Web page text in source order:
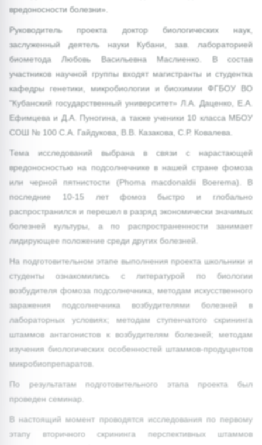
вредоносности болезни».
Руководитель проекта доктор биологических наук,
заслуженный деятель науки Кубани, зав. лабораторией
биометода Любовь Васильевна Маслиенко. В состав
участников научной группы входят магистранты и студентка
кафедры генетики, микробиологии и биохимии ФГБОУ ВО
"Кубанский государственный университет» Л.А. Даценко, Е.А.
Ефимцева и Д.А. Пуногина, а также ученики 10 класса МБОУ
СОШ № 100 С.А. Гайдукова, В.В. Казакова, С.Р. Ковалева.
Тема исследований выбрана в связи с нарастающей
вредоносностью на подсолнечнике в нашей стране фомоза
или черной пятнистости (Phoma macdonaldii Boerema). В
последние 10-15 лет фомоз быстро и глобально
распространился и перешел в разряд экономически значимых
болезней культуры, а по распространенности занимает
лидирующее положение среди других болезней.
На подготовительном этапе выполнения проекта школьники и
студенты ознакомились с литературой по биологии
возбудителя фомоза подсолнечника, методам искусственного
заражения подсолнечника возбудителями болезней в
лабораторных условиях; методам ступенчатого скрининга
штаммов антагонистов к возбудителям болезней; методам
изучения биологических особенностей штаммов-продуцентов
микробиопрепаратов.
По результатам подготовительного этапа проекта был
проведен семинар.
В настоящий момент проводятся исследования по первому
этапу вторичного скрининга перспективных штаммов